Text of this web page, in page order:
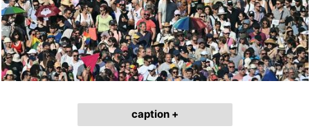
caption +